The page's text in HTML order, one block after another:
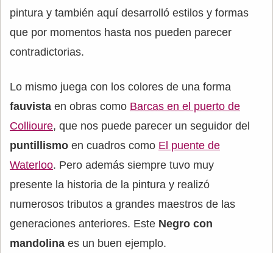
pintura y también aquí desarrolló estilos y formas
que por momentos hasta nos pueden parecer
contradictorias.
Lo mismo juega con los colores de una forma
fauvista en obras como Barcas en el puerto de
Collioure, que nos puede parecer un seguidor del
puntillismo en cuadros como El puente de
Waterloo. Pero además siempre tuvo muy
presente la historia de la pintura y realizó
numerosos tributos a grandes maestros de las
generaciones anteriores. Este Negro con
mandolina es un buen ejemplo.